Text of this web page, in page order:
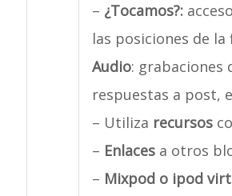
– ¿Tocamos?:
las posiciones de
Audio: grabaciones
respuestas a post,
– Utiliza recursos
– Enlaces a otros
– Mixpod o ipod